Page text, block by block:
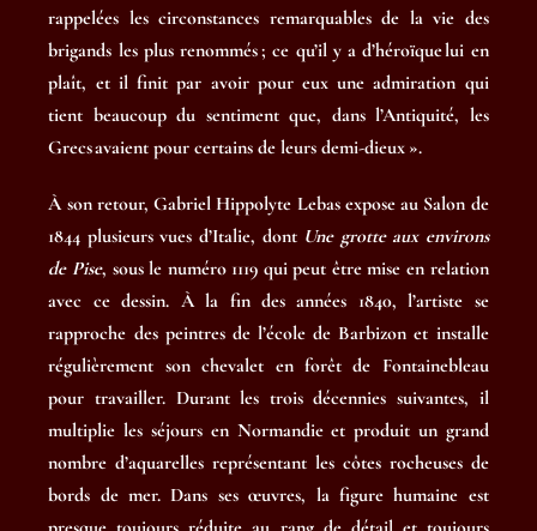
rappelées les circonstances remarquables de la vie des
brigands les plus renommés ; ce qu’il y a d’héroïque lui en
plaît, et il finit par avoir pour eux une admiration qui
tient beaucoup du sentiment que, dans l’Antiquité, les
Grecs avaient pour certains de leurs demi-dieux ».
À son retour, Gabriel Hippolyte Lebas expose au Salon de
1844 plusieurs vues d’Italie, dont Une grotte aux environs
de Pise, sous le numéro 1119 qui peut être mise en relation
avec ce dessin. À la fin des années 1840, l’artiste se
rapproche des peintres de l’école de Barbizon et installe
régulièrement son chevalet en forêt de Fontainebleau
pour travailler. Durant les trois décennies suivantes, il
multiplie les séjours en Normandie et produit un grand
nombre d’aquarelles représentant les côtes rocheuses de
bords de mer. Dans ses œuvres, la figure humaine est